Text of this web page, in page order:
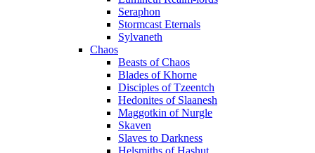
Seraphon
Stormcast Eternals
Sylvaneth
Chaos
Beasts of Chaos
Blades of Khorne
Disciples of Tzeentch
Hedonites of Slaanesh
Maggotkin of Nurgle
Skaven
Slaves to Darkness
Helsmiths of Hashut